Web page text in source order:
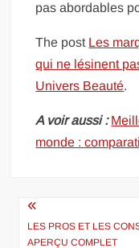
pas abordables
The post Les
qui ne lésinent
Univers Beauté.
A voir aussi :
monde :
Navigation
de
LES PROS ET LES
APERÇU COMPLET